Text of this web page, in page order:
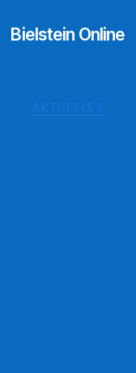
Bielstein Online